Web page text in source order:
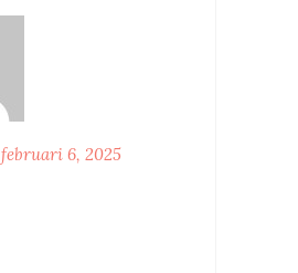
februari 6, 2025